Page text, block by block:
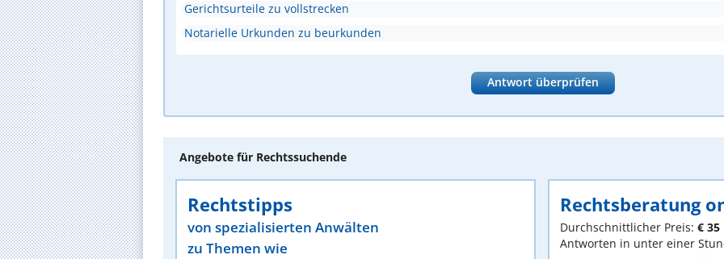
Gerichtsurteile zu vollstrecken
Notarielle Urkunden zu beurkunden
Antwort überprüfen
Angebote für Rechtssuchende
Rechtstipps
von spezialisierten Anwälten
zu Themen wie
Rechtsberatung
Durchschnittlicher Preis: € 35
Antworten in unter einer